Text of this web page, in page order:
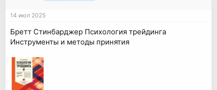
14 июл 2025
Бретт Стинбарджер Психология трейдинга
Инструменты и методы принятия